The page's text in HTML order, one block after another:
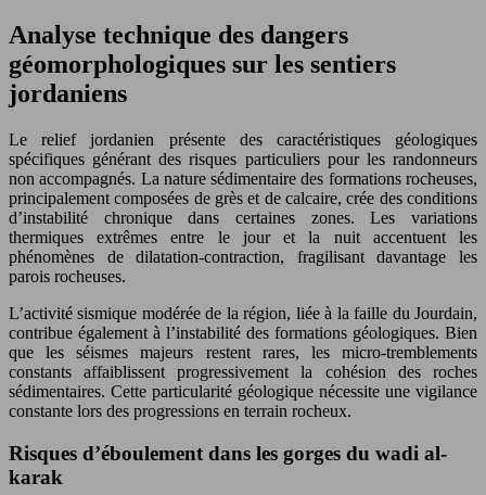
Analyse technique des dangers
géomorphologiques sur les sentiers
jordaniens
Le relief jordanien présente des caractéristiques géologiques
spécifiques générant des risques particuliers pour les randonneurs
non accompagnés. La nature sédimentaire des formations rocheuses,
principalement composées de grès et de calcaire, crée des conditions
d’instabilité chronique dans certaines zones. Les variations
thermiques extrêmes entre le jour et la nuit accentuent les
phénomènes de dilatation-contraction, fragilisant davantage les
parois rocheuses.
L’activité sismique modérée de la région, liée à la faille du Jourdain,
contribue également à l’instabilité des formations géologiques. Bien
que les séismes majeurs restent rares, les micro-tremblements
constants affaiblissent progressivement la cohésion des roches
sédimentaires. Cette particularité géologique nécessite une vigilance
constante lors des progressions en terrain rocheux.
Risques d’éboulement dans les gorges du wadi al-
karak